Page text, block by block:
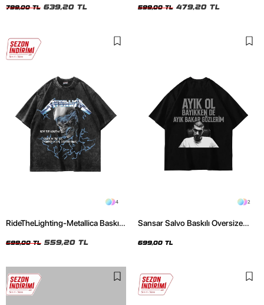
799,00 TL 639,20 TL 599,00 TL 479,20 TL
4
RideTheLighting-Metallica Baskılı
Tshirt
699,00 TL 559,20 TL
2
Sansar Salvo Baskılı Oversize
699,00 TL